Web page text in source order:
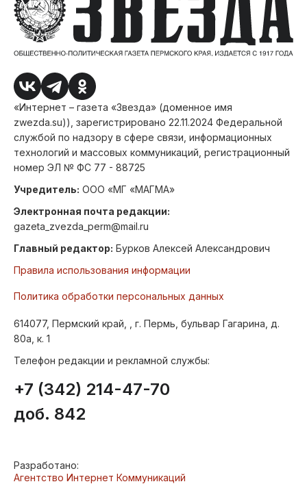
«Интернет – газета «Звезда» (доменное имя
zwezda.su)), зарегистрировано 22.11.2024 Федеральной
службой по надзору в сфере связи, информационных
технологий и массовых коммуникаций, регистрационный
номер ЭЛ № ФС 77 - 88725
Учредитель: ООО «МГ «МАГМА»
Электронная почта редакции:
gazeta_zvezda_perm@mail.ru
Главный редактор: Бурков Алексей Александрович
Правила использования информации
Политика обработки персональных данных
614077, Пермский край, , г. Пермь, бульвар Гагарина, д.
80а, к. 1
Телефон редакции и рекламной службы:
+7 (342) 214-47-70
доб. 842
Разработано:
Агентство Интернет Коммуникаций